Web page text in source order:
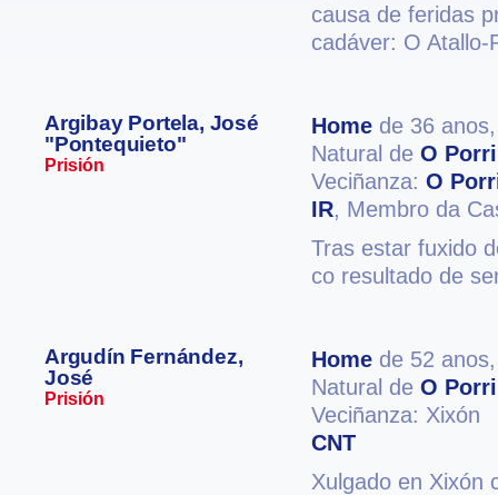
causa de feridas
cadáver: O Atallo-
Argibay Portela, José
"Pontequieto"
Prisión
Home de 36
Natural de O
Veciñanza: O
IR, Membro da
Tras estar fuxido
co resultado de
Argudín Fernández,
José
Prisión
Home de 52
Natural de O
Veciñanza: Xixón
CNT
Xulgado en Xixón